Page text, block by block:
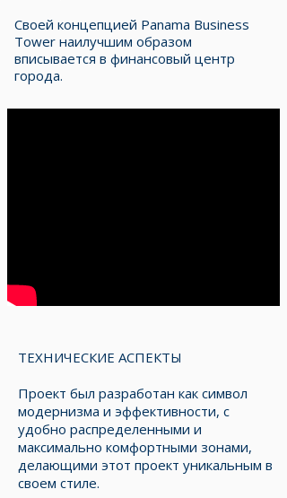
Своей концепцией Panama Business
Tower наилучшим образом
вписывается в финансовый центр
города.
ТЕХНИЧЕСКИЕ АСПЕКТЫ
Проект был разработан как символ
модернизма и эффективности, с
удобно распределенными и
максимально комфортными зонами,
делающими этот проект уникальным в
своем стиле.